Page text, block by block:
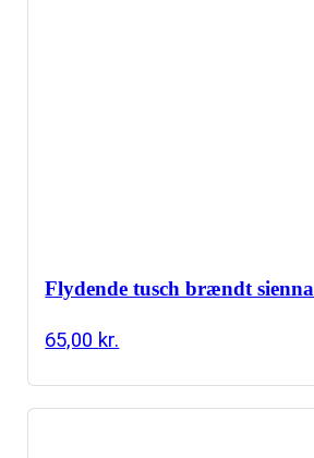
Flydende tusch brændt sienna
65,00 kr.